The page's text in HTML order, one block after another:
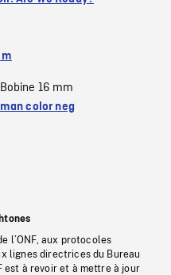
Bobine 16 mm
color neg
l’ONF, aux protocoles
lignes directrices du Bureau
est à revoir et à mettre à jour